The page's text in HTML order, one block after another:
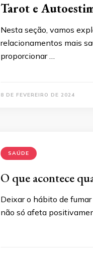
Tarot e
Nesta seção, vamos
relacionamentos mais
proporcionar …
8 DE FEVEREIRO DE 2024
SAÚDE
O que acontece
Deixar o hábito de
não só afeta